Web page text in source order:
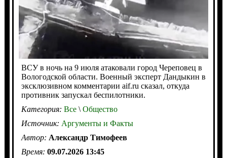
ВСУ в ночь на 9 июля атаковали город Череповец в
Вологодской области. Военный эксперт Дандыкин в
эксклюзивном комментарии aif.ru сказал, откуда
противник запускал беспилотники.
Категория: Все\Общество
Источник: Аргументы и Факты
Автор: Александр Тимофеев
Время: 09.07.2026 13:45